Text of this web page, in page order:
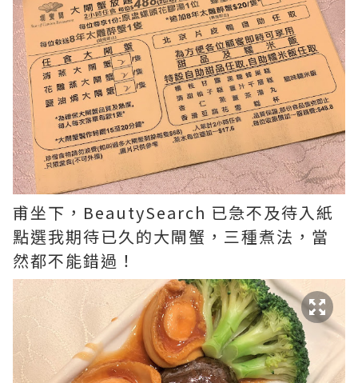
甫坐下，BeautySearch 已急不及待入紙
點選我期待已久的大閘蟹，三種煮法，當
然都不能錯過！